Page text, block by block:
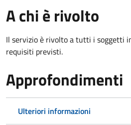
A chi è rivolto
Il servizio è rivolto a tutti i soggetti
requisiti previsti.
Approfondimenti
Ulteriori informazioni